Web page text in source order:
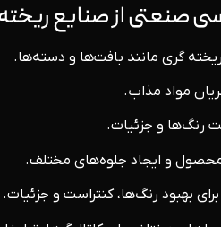
صنعتی از صنایع
گری مانند بافت‌ها و دسته‌ها.
مواد مذاب.
رنگ‌ها و جزئیات.
محصول و ایجاد جلوه‌های مختلف.
بهبود رنگ‌ها، کنتراست و جزئیات.